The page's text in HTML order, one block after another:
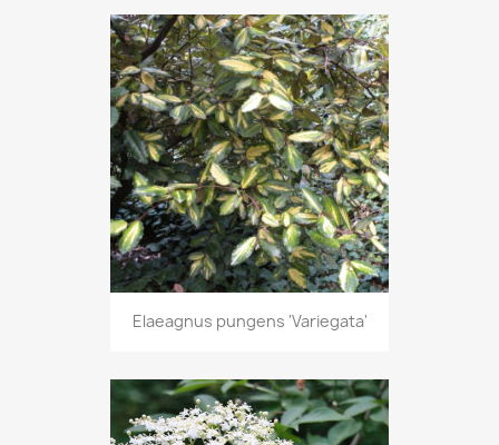
Elaeagnus pungens 'Variegata'